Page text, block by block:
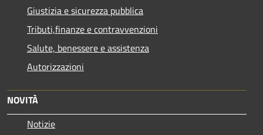
Giustizia e sicurezza pubblica
Tributi,finanze e contravvenzioni
Salute, benessere e assistenza
Autorizzazioni
NOVITÀ
Notizie